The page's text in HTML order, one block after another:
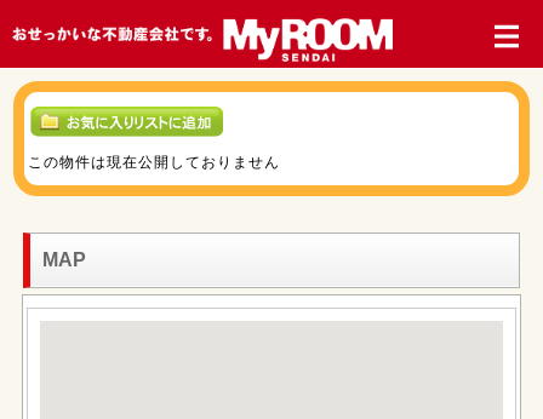
この物件は現在公開しておりません
MAP